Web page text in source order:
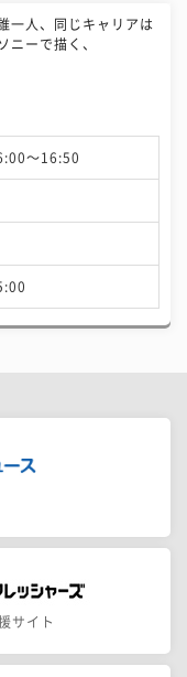
一人、同じキャリアは
ニーで描く、
〜16:50
サイト